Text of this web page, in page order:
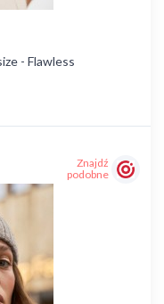
- Flawless
Znajdź
podobne